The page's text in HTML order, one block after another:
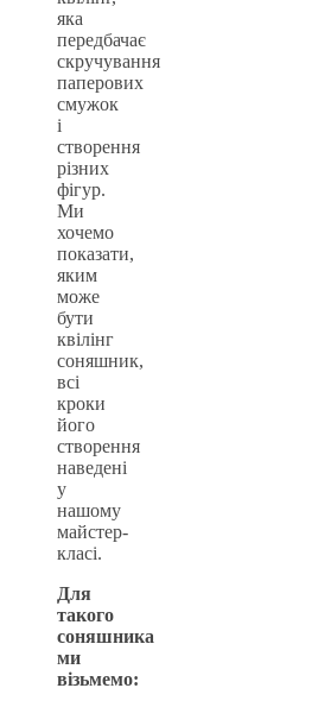
яка
передбачає
скручування
паперових
смужок
і
створення
різних
фігур.
Ми
хочемо
показати,
яким
може
бути
квілінг
соняшник,
всі
кроки
його
створення
наведені
у
нашому
майстер-
класі.
Для
такого
соняшника
ми
візьмемо: